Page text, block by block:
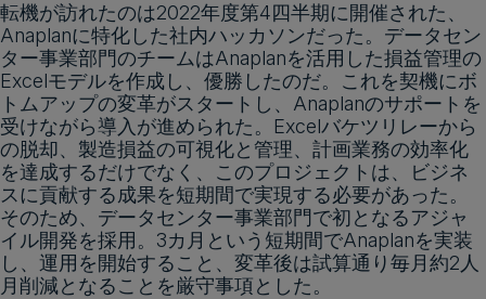
転機が訪れたのは2022年度第4四半期に開催された、
Anaplanに特化した社内ハッカソンだった。データセン
ター事業部門のチームはAnaplanを活用した損益管理の
Excelモデルを作成し、優勝したのだ。これを契機にボ
トムアップの変革がスタートし、Anaplanのサポートを
受けながら導入が進められた。Excelバケツリレーから
の脱却、製造損益の可視化と管理、計画業務の効率化
を達成するだけでなく、このプロジェクトは、ビジネ
スに貢献する成果を短期間で実現する必要があった。
そのため、データセンター事業部門で初となるアジャ
イル開発を採用。3カ月という短期間でAnaplanを実装
し、運用を開始すること、変革後は試算通り毎月約2人
月削減となることを厳守事項とした。